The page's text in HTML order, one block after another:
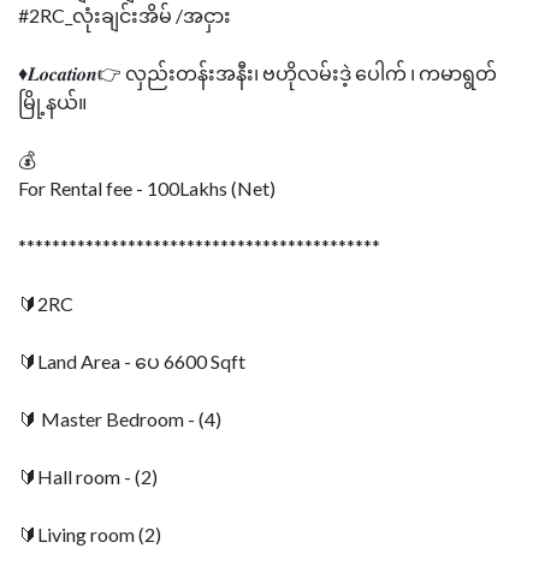
#2RC_လုံးချင်းအိမ် /အငှား
♦𝑳𝒐𝒄𝒂𝒕𝒊𝒐𝒏👉 လှည်းတန်းအနီး၊ ဗဟိုလမ်းဒဲ့‌ ပေါက် ၊ ကမာရွတ်
မြို့နယ်။
💰
For Rental fee - 100Lakhs (Net)
*******************************************
🔰2RC
🔰Land Area - ပေ 6600 Sqft
🔰 Master Bedroom - (4)
🔰Hall room - (2)
🔰Living room (2)